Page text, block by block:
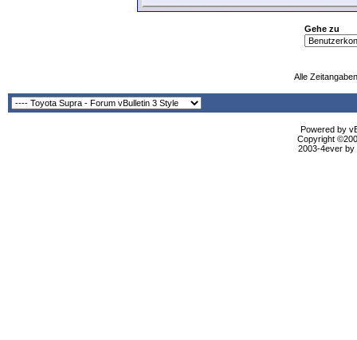
Gehe zu
Alle
Powered by
Copyright
2003-4ever by